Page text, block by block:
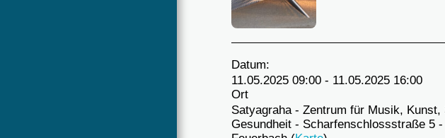
Datum:
11.05.2025 09:00 - 11.05.2025 16:00
Ort
Satyagraha - Zentrum für Musik, Kunst,
Gesundheit - Scharfenschlossstraße 5